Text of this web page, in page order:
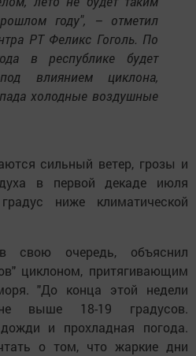
году", – отметил
РТ Феликс Гоголь. По
в республике будет
влиянием циклона,
холодные воздушные
сильный ветер, грозы и
в первой декаде июля
ниже климатической
свою очередь, объяснил
циклоном, притягивающим
"До конца этой недели
выше 18-19 градусов.
и прохладная погода.
о том, что жаркие дни